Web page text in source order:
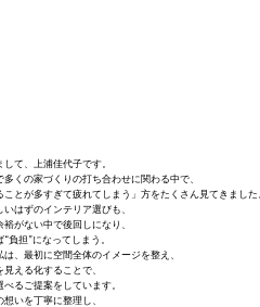
して、上浦佳代子です。
多くの家づくりの打ち合わせに関わる中で、
ことが多すぎて疲れてしまう」方をたくさん見てきました
いはずのインテリア選びも、
裕がない中で後回しになり、
負担”になってしまう。
は、最初に空間全体のイメージを整え、
見える化することで、
べるご提案をしています。
想いを丁寧に整理し、